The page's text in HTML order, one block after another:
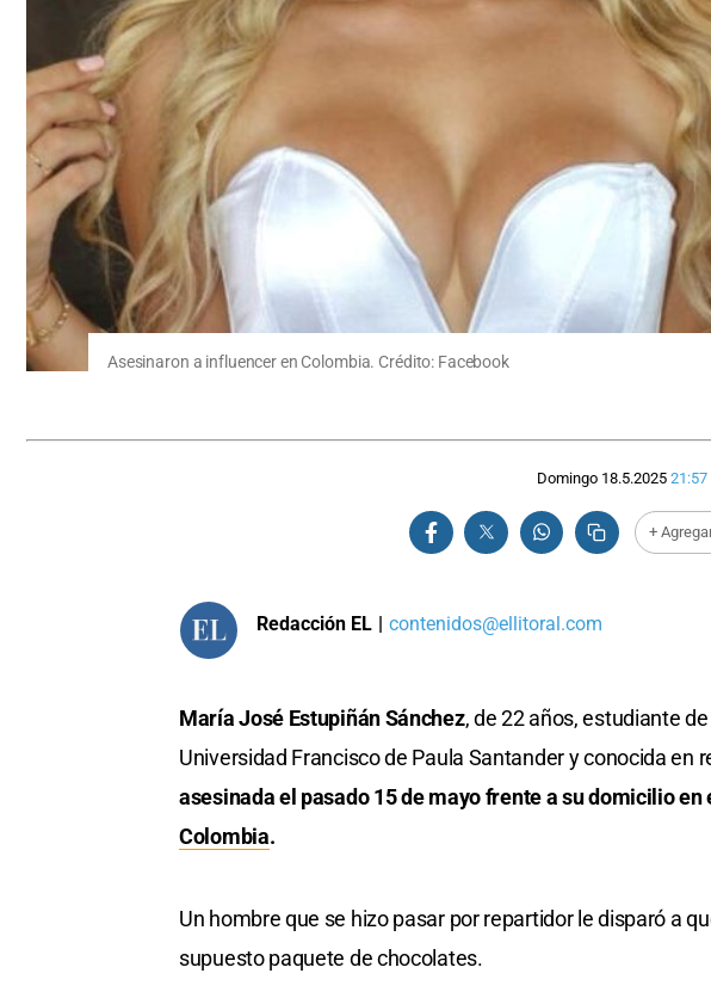
Asesinaron a influencer en Colombia. Crédito: Facebook
Domingo 18.5.2025 21:57
+
Redacción EL | contenidos@ellitoral.com
María José Estupiñán Sánchez, de 22 años, estudiante
Universidad Francisco de Paula Santander y conocida en
asesinada el pasado 15 de mayo frente a su domicilio en
Colombia.
Un hombre que se hizo pasar por repartidor le disparó a
supuesto paquete de chocolates.